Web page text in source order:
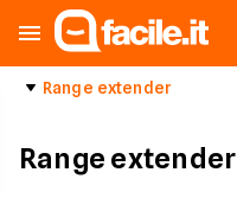
Range extender
Range extender